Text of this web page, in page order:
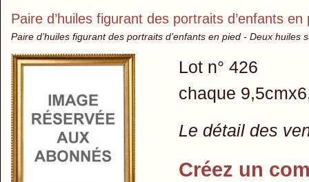
Paire d’huiles figurant des portraits d’enfants en
Paire d’huiles figurant des portraits d’enfants en pied - Deux huiles
Lot n° 426
chaque
Le détail des
Créez un